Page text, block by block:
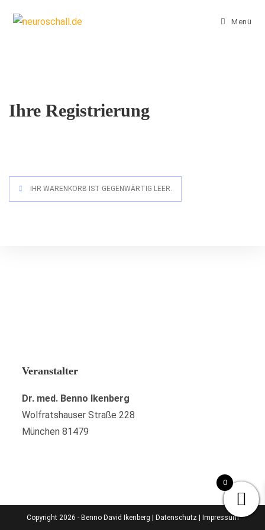
Inhalt
Menü
Ihre Registrierung
IHR WARENKORB IST GEGENWÄRTIG LEER.
Veranstalter
Dr. med. Benno Ikenberg
Wolfratshauser Straße 228
München 81479
Copyright 2026 - Benno David Ikenberg | Datenschutz| Impressum
0